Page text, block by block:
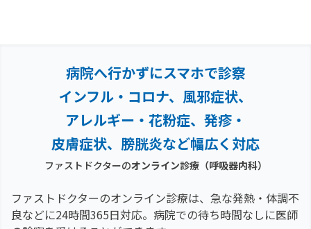
病院へ行かずにスマホで診察
インフル・コロナ、風邪症状、
アレルギー・花粉症、 発疹・
皮膚症状、膀胱炎など幅広く対応
ファストドクターのオンライン診療（呼吸器内科）
ファストドクターのオンライン診療は、急な発熱・体調不
良などに24時間365日対応。 病院での待ち時間なしに医師